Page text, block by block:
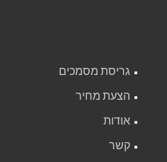
גריסת מסמכים
הצעת מחיר
אודות
קשר